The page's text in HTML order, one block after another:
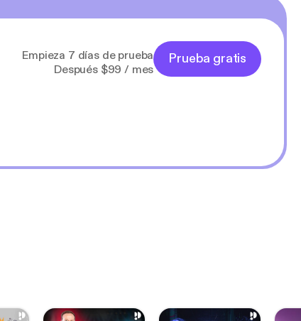
Empieza 7 días de prueba
Después $99 / mes
Prueba gratis